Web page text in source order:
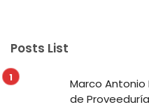
Posts List
Marco Antonio
de